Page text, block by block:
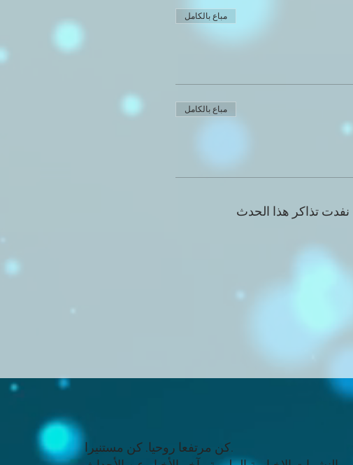
مباع بالكامل
مباع بالكامل
نفدت تذاكر هذا الحدث
كن مرتفعا روحيا. كن مستنيرا.